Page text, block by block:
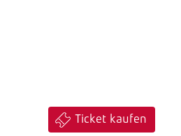
Ticket kaufen